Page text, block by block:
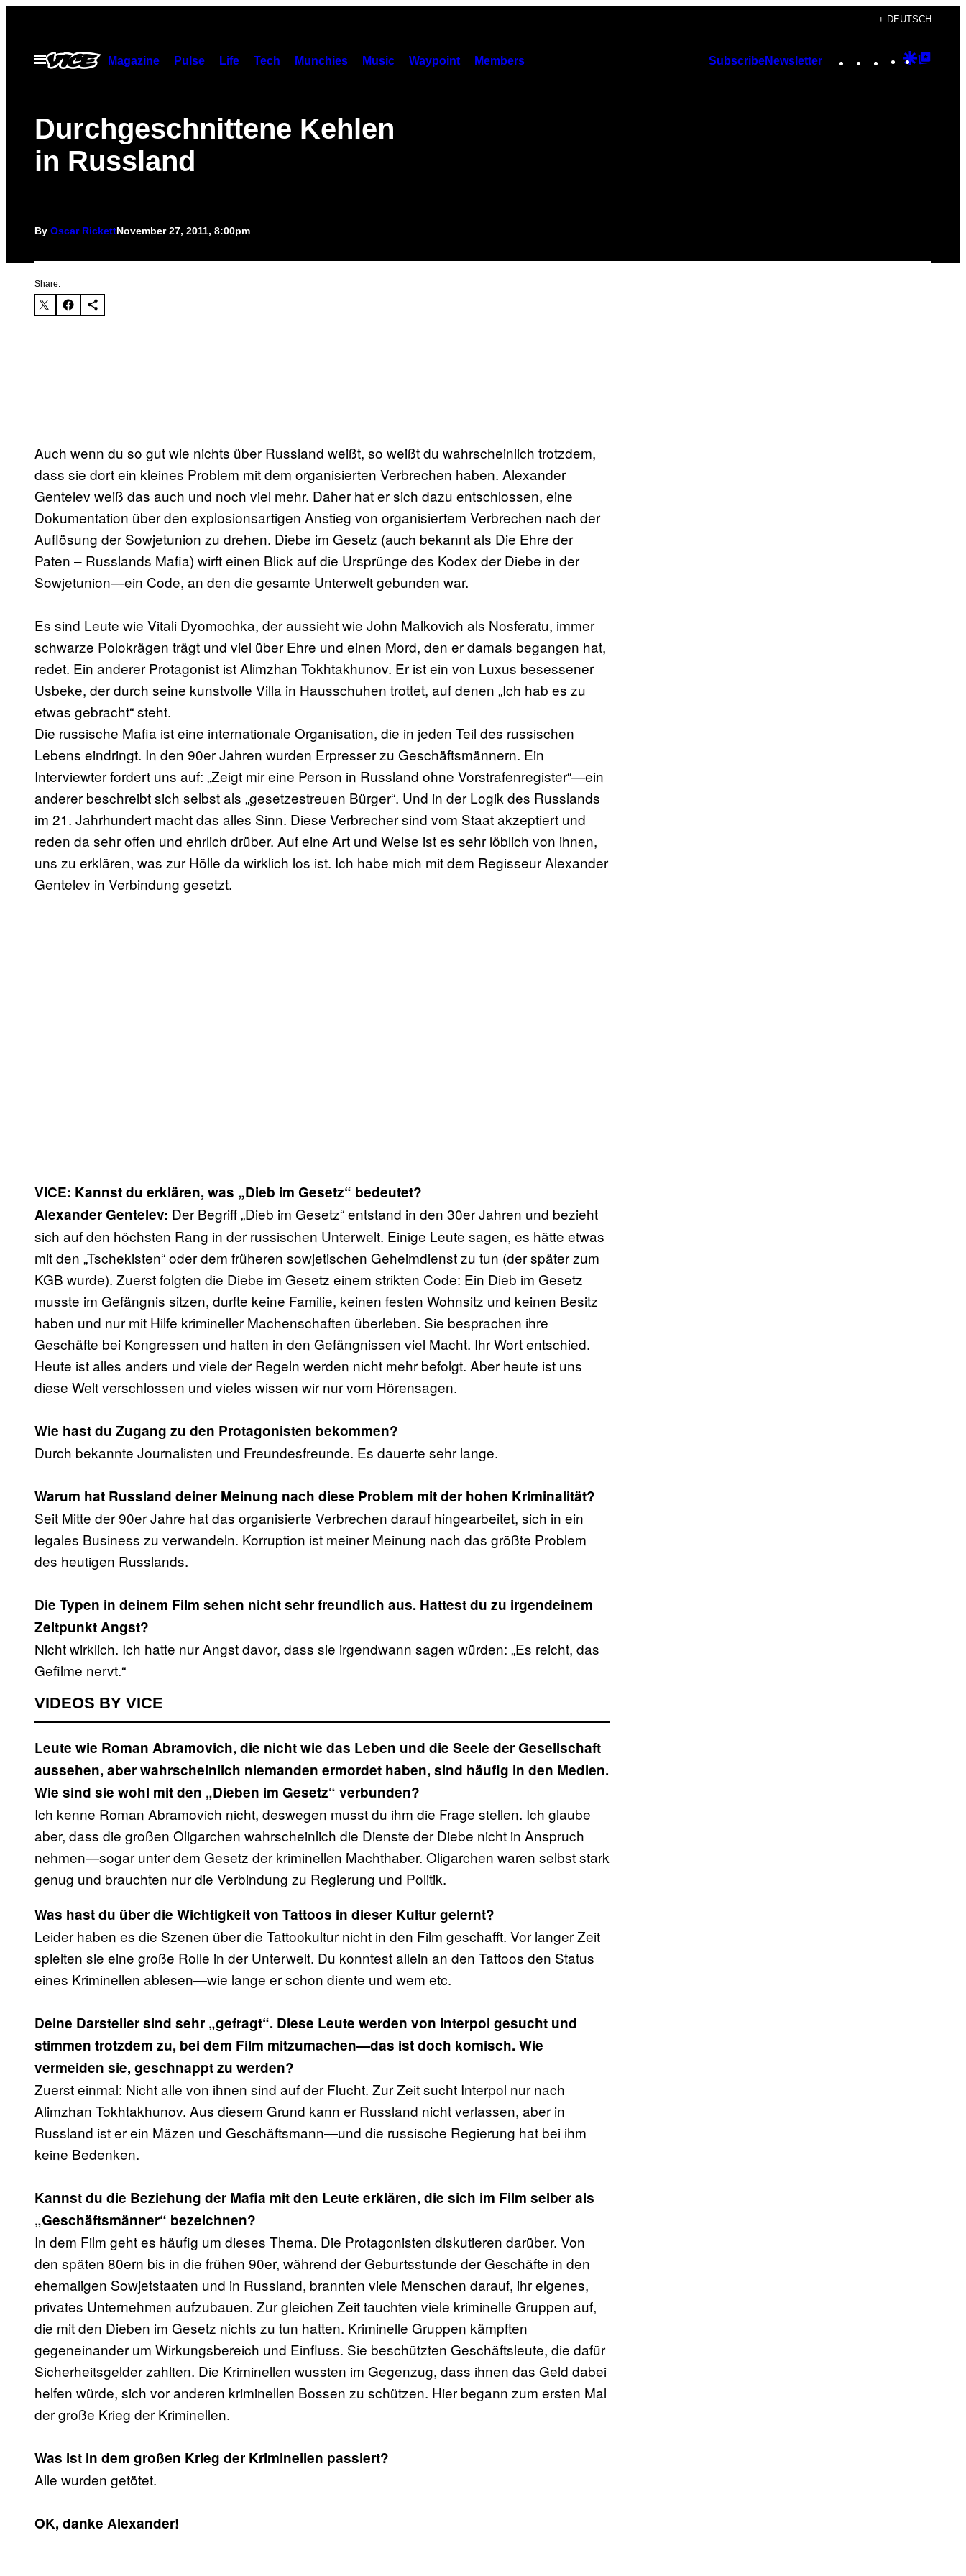
content
+ DEUTSCH
Open
Menu
Magazine Pulse Life Tech Munchies Music Waypoint Members SubscribeNewsletter Instagram
TikTok
YouTube
Google
Durchgeschnittene Kehlen
in Russland
By Oscar RickettNovember 27, 2011, 8:00pm
Share:
Auch wenn du so gut wie nichts über Russland weißt, so weißt du wahrscheinlich trotzdem,
dass sie dort ein kleines Problem mit dem organisierten Verbrechen haben. Alexander
Gentelev weiß das auch und noch viel mehr. Daher hat er sich dazu entschlossen, eine
Dokumentation über den explosionsartigen Anstieg von organisiertem Verbrechen nach der
Auflösung der Sowjetunion zu drehen. Diebe im Gesetz (auch bekannt als Die Ehre der
Paten – Russlands Mafia) wirft einen Blick auf die Ursprünge des Kodex der Diebe in der
Sowjetunion—ein Code, an den die gesamte Unterwelt gebunden war.
Es sind Leute wie Vitali Dyomochka, der aussieht wie John Malkovich als Nosferatu, immer
schwarze Polokrägen trägt und viel über Ehre und einen Mord, den er damals begangen hat,
redet. Ein anderer Protagonist ist Alimzhan Tokhtakhunov. Er ist ein von Luxus besessener
Usbeke, der durch seine kunstvolle Villa in Hausschuhen trottet, auf denen „Ich hab es zu
etwas gebracht“ steht.
Die russische Mafia ist eine internationale Organisation, die in jeden Teil des russischen
Lebens eindringt. In den 90er Jahren wurden Erpresser zu Geschäftsmännern. Ein
Interviewter fordert uns auf: „Zeigt mir eine Person in Russland ohne Vorstrafenregister“—ein
anderer beschreibt sich selbst als „gesetzestreuen Bürger“. Und in der Logik des Russlands
im 21. Jahrhundert macht das alles Sinn. Diese Verbrecher sind vom Staat akzeptiert und
reden da sehr offen und ehrlich drüber. Auf eine Art und Weise ist es sehr löblich von ihnen,
uns zu erklären, was zur Hölle da wirklich los ist. Ich habe mich mit dem Regisseur Alexander
Gentelev in Verbindung gesetzt.
VICE: Kannst du erklären, was „Dieb im Gesetz“ bedeutet?
Alexander Gentelev: Der Begriff „Dieb im Gesetz“ entstand in den 30er Jahren und bezieht
sich auf den höchsten Rang in der russischen Unterwelt. Einige Leute sagen, es hätte etwas
mit den „Tschekisten“ oder dem früheren sowjetischen Geheimdienst zu tun (der später zum
KGB wurde). Zuerst folgten die Diebe im Gesetz einem strikten Code: Ein Dieb im Gesetz
musste im Gefängnis sitzen, durfte keine Familie, keinen festen Wohnsitz und keinen Besitz
haben und nur mit Hilfe krimineller Machenschaften überleben. Sie besprachen ihre
Geschäfte bei Kongressen und hatten in den Gefängnissen viel Macht. Ihr Wort entschied.
Heute ist alles anders und viele der Regeln werden nicht mehr befolgt. Aber heute ist uns
diese Welt verschlossen und vieles wissen wir nur vom Hörensagen.
Wie hast du Zugang zu den Protagonisten bekommen?
Durch bekannte Journalisten und Freundesfreunde. Es dauerte sehr lange.
Warum hat Russland deiner Meinung nach diese Problem mit der hohen Kriminalität?
Seit Mitte der 90er Jahre hat das organisierte Verbrechen darauf hingearbeitet, sich in ein
legales Business zu verwandeln. Korruption ist meiner Meinung nach das größte Problem
des heutigen Russlands.
Die Typen in deinem Film sehen nicht sehr freundlich aus. Hattest du zu irgendeinem
Zeitpunkt Angst?
Nicht wirklich. Ich hatte nur Angst davor, dass sie irgendwann sagen würden: „Es reicht, das
Gefilme nervt.“
VIDEOS BY VICE
Leute wie Roman Abramovich, die nicht wie das Leben und die Seele der Gesellschaft
aussehen, aber wahrscheinlich niemanden ermordet haben, sind häufig in den Medien.
Wie sind sie wohl mit den „Dieben im Gesetz“ verbunden?
Ich kenne Roman Abramovich nicht, deswegen musst du ihm die Frage stellen. Ich glaube
aber, dass die großen Oligarchen wahrscheinlich die Dienste der Diebe nicht in Anspruch
nehmen—sogar unter dem Gesetz der kriminellen Machthaber. Oligarchen waren selbst stark
genug und brauchten nur die Verbindung zu Regierung und Politik.
Was hast du über die Wichtigkeit von Tattoos in dieser Kultur gelernt?
Leider haben es die Szenen über die Tattookultur nicht in den Film geschafft. Vor langer Zeit
spielten sie eine große Rolle in der Unterwelt. Du konntest allein an den Tattoos den Status
eines Kriminellen ablesen—wie lange er schon diente und wem etc.
Deine Darsteller sind sehr „gefragt“. Diese Leute werden von Interpol gesucht und
stimmen trotzdem zu, bei dem Film mitzumachen—das ist doch komisch. Wie
vermeiden sie, geschnappt zu werden?
Zuerst einmal: Nicht alle von ihnen sind auf der Flucht. Zur Zeit sucht Interpol nur nach
Alimzhan Tokhtakhunov. Aus diesem Grund kann er Russland nicht verlassen, aber in
Russland ist er ein Mäzen und Geschäftsmann—und die russische Regierung hat bei ihm
keine Bedenken.
Kannst du die Beziehung der Mafia mit den Leute erklären, die sich im Film selber als
„Geschäftsmänner“ bezeichnen?
In dem Film geht es häufig um dieses Thema. Die Protagonisten diskutieren darüber. Von
den späten 80ern bis in die frühen 90er, während der Geburtsstunde der Geschäfte in den
ehemaligen Sowjetstaaten und in Russland, brannten viele Menschen darauf, ihr eigenes,
privates Unternehmen aufzubauen. Zur gleichen Zeit tauchten viele kriminelle Gruppen auf,
die mit den Dieben im Gesetz nichts zu tun hatten. Kriminelle Gruppen kämpften
gegeneinander um Wirkungsbereich und Einfluss. Sie beschützten Geschäftsleute, die dafür
Sicherheitsgelder zahlten. Die Kriminellen wussten im Gegenzug, dass ihnen das Geld dabei
helfen würde, sich vor anderen kriminellen Bossen zu schützen. Hier begann zum ersten Mal
der große Krieg der Kriminellen.
Was ist in dem großen Krieg der Kriminellen passiert?
Alle wurden getötet.
OK, danke Alexander!